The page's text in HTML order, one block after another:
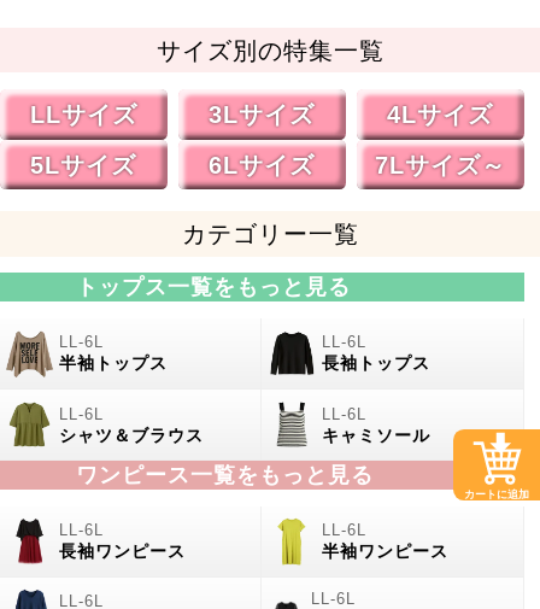
サイズ別の特集一覧
LLサイズ 3Lサイズ
4Lサイズ
5Lサイズ
6Lサイズ 7Lサイズ～
カテゴリー一覧
トップス一覧をもっと見る
半袖トップス 長袖トップス
シャツ＆ブラウス キャミソール
ワンピース一覧をもっと見る
長袖ワンピース 半袖ワンピース
カートに追加